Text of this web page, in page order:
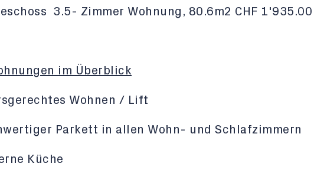
3.5- Zimmer Wohnung, 80.6m2 CHF 1'935.00
im Überblick
Wohnen / Lift
Parkett in allen Wohn- und Schlafzimmern
Küche